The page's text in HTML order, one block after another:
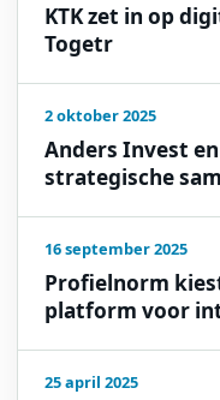
KTK zet in op
Togetr
2 oktober 2025
Anders Invest
strategische
16 september 2025
Profielnorm
platform voor
25 april 2025